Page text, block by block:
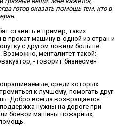
готов оказать помощь тем, кто в
ставить в пример, таких
прокат машину в одной из стран и
с другом ловили больше
Возможно, менталитет такой:
- говорит бизнесмен
опрашиваемые, среди которых
к лучшему, помогать друг
Добро всегда возвращается.
нужны на дороге при
боевой машины пожарных,